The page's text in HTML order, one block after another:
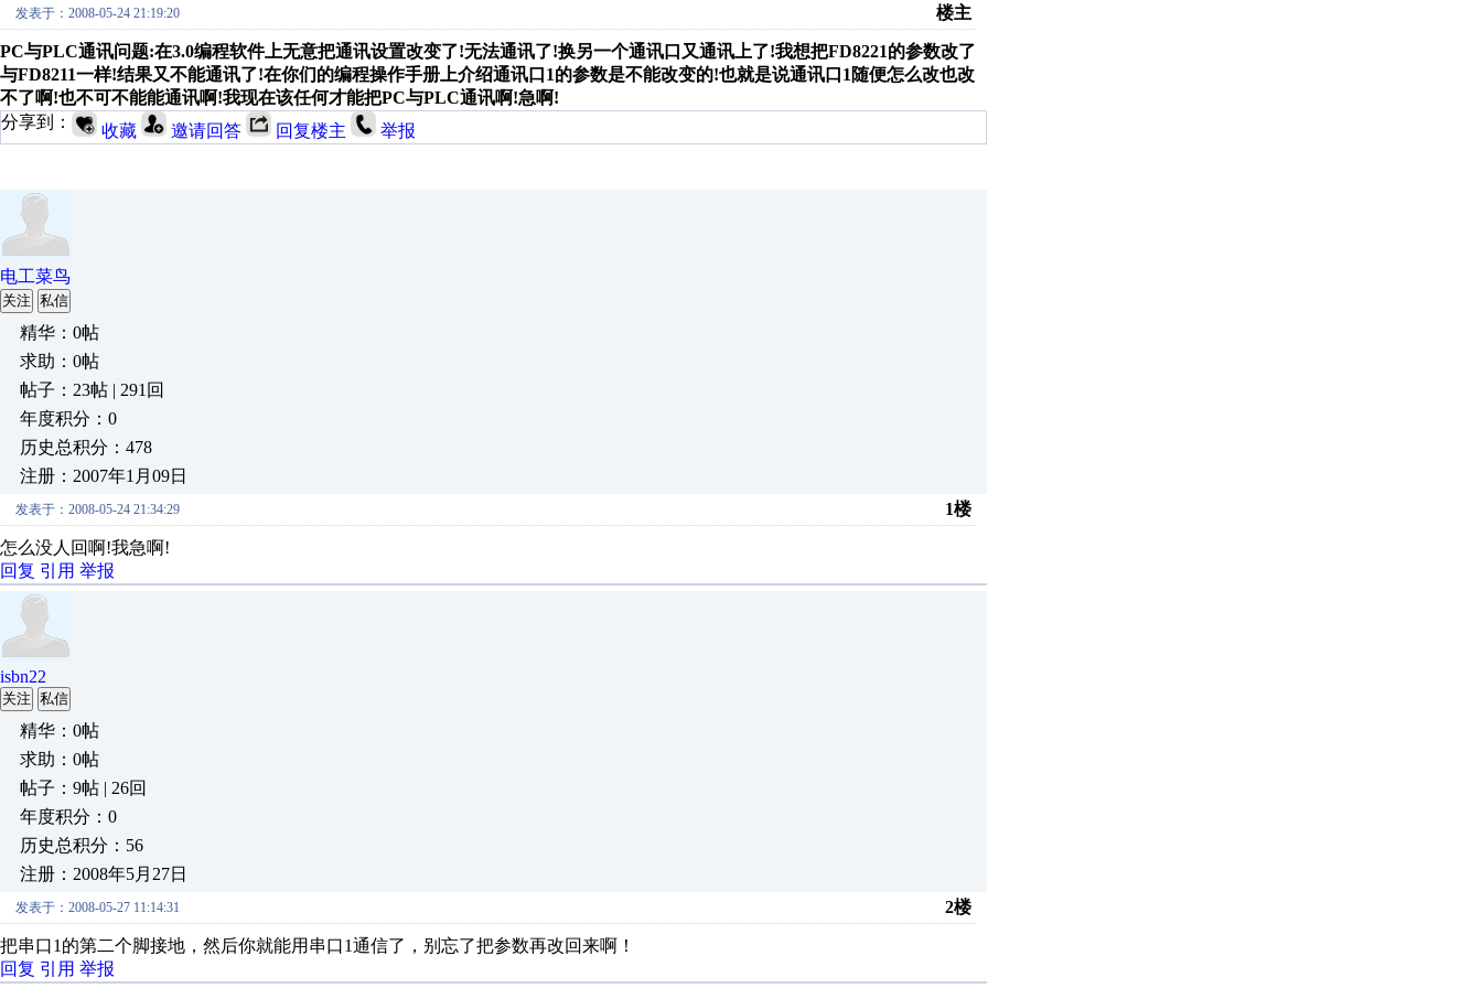
发表于：2008-05-24 21:19:20 楼主
PC与PLC通讯问题:在3.0编程软件上无意把通讯设置改变了!无法通讯了!换另一个通讯口又通讯上了!我想把FD8221的参数改了
与FD8211一样!结果又不能通讯了!在你们的编程操作手册上介绍通讯口1的参数是不能改变的!也就是说通讯口1随便怎么改也改
不了啊!也不可不能能通讯啊!我现在该任何才能把PC与PLC通讯啊!急啊!
分享到：
收藏 邀请回答 回复楼主 举报
电工菜鸟
关注 私信
精华：0帖
求助：0帖
帖子：23帖 | 291回
年度积分：0
历史总积分：478
注册：2007年1月09日
发表于：2008-05-24 21:34:29 1楼
怎么没人回啊!我急啊!
回复 引用 举报
isbn22
关注 私信
精华：0帖
求助：0帖
帖子：9帖 | 26回
年度积分：0
历史总积分：56
注册：2008年5月27日
发表于：2008-05-27 11:14:31 2楼
把串口1的第二个脚接地，然后你就能用串口1通信了，别忘了把参数再改回来啊！
回复 引用 举报